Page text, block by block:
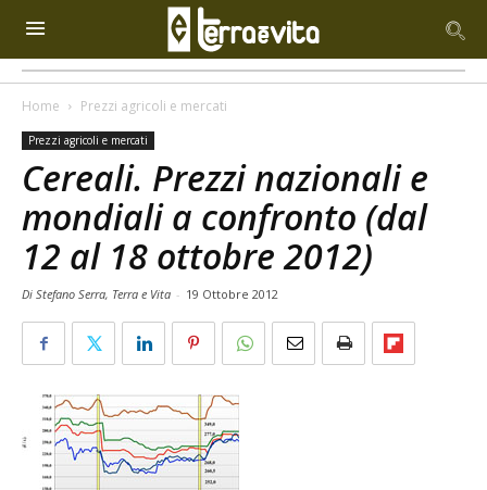
Home Prezzi agricoli e mercati
Prezzi agricoli e mercati
Cereali. Prezzi nazionali e
mondiali a confronto (dal
12 al 18 ottobre 2012)
Di Stefano Serra, Terra e Vita - 19 Ottobre 2012